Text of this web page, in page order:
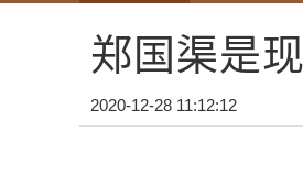
郑国渠是
2020-12-28 11:12:12